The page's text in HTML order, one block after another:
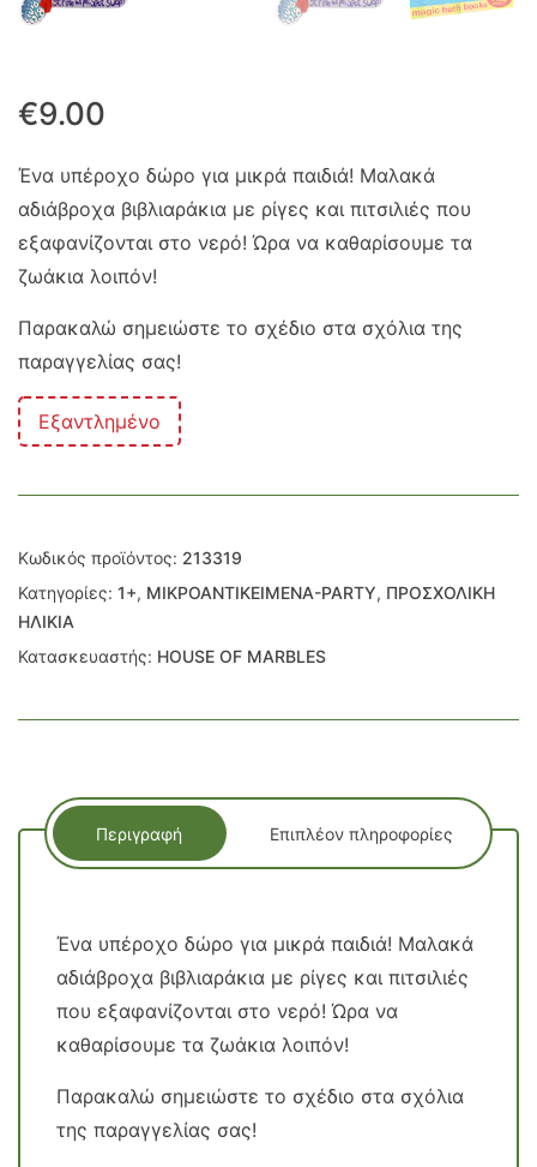
€9.00
Ένα υπέροχο δώρο για μικρά παιδιά! Μαλακά
αδιάβροχα βιβλιαράκια με ρίγες και πιτσιλιές που
εξαφανίζονται στο νερό! Ώρα να καθαρίσουμε τα
ζωάκια λοιπόν!
Παρακαλώ σημειώστε το σχέδιο στα σχόλια της
παραγγελίας σας!
Εξαντλημένο
Κωδικός προϊόντος: 213319
Κατηγορίες: 1+, ΜΙΚΡΟΑΝΤΙΚΕΙΜΕΝΑ-PARTY, ΠΡΟΣΧΟΛΙΚΗ
ΗΛΙΚΙΑ
Κατασκευαστής: HOUSE OF MARBLES
Περιγραφή Επιπλέον πληροφορίες
Ένα υπέροχο δώρο για μικρά παιδιά! Μαλακά
αδιάβροχα βιβλιαράκια με ρίγες και πιτσιλιές
που εξαφανίζονται στο νερό! Ώρα να
καθαρίσουμε τα ζωάκια λοιπόν!
Παρακαλώ σημειώστε το σχέδιο στα σχόλια
της παραγγελίας σας!